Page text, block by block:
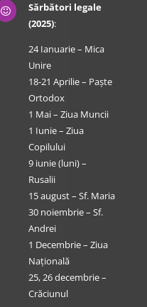

Sărbători legale
(2025):
24 Ianuarie – Mica
Unire
18-21 Aprilie – Paște
Ortodox
1 Mai – Ziua Muncii
1 Iunie – Ziua
Copilului
9 iunie (luni) –
Rusalii
15 august – Sf. Maria
30 noiembrie – Sf.
Andrei
1 Decembrie – Ziua
Națională
25, 26 decembrie –
Crăciunul